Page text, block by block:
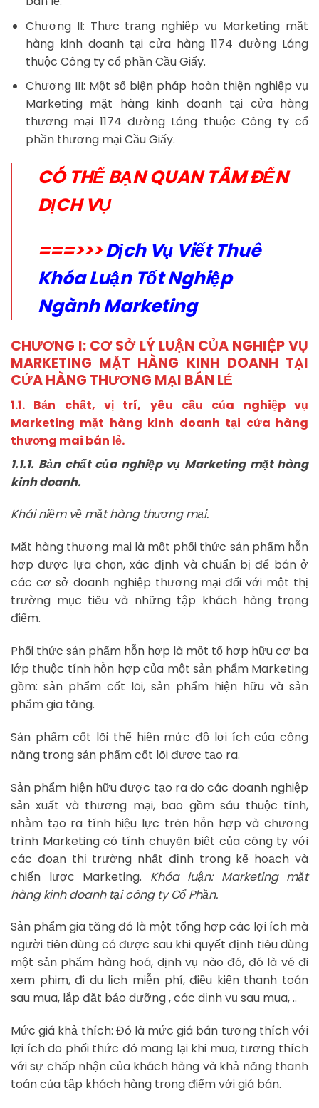
Chương II: Thực trạng nghiệp vụ Marketing mặt
hàng kinh doanh tại cửa hàng 1174 đường Láng
thuộc Công ty cổ phần Cầu Giấy.
Chương III: Một số biện pháp hoàn thiện nghiệp vụ
Marketing mặt hàng kinh doanh tại cửa hàng
thương mại 1174 đường Láng thuộc Công ty cổ
phần thương mại Cầu Giấy.
CÓ THỂ BẠN QUAN TÂM ĐẾN
DỊCH VỤ
===>>>Dịch Vụ Viết Thuê
Khóa Luận Tốt Nghiệp
Ngành Marketing
CHƯƠNG I: CƠ SỞ LÝ LUẬN CỦA NGHIỆP VỤ
MARKETING MẶT HÀNG KINH DOANH TẠI
CỬA HÀNG THƯƠNG MẠI BÁN LẺ
1.1. Bản chất, vị trí, yêu cầu của nghiệp vụ
Marketing mặt hàng kinh doanh tại cửa hàng
thương mai bán lẻ.
1.1.1. Bản chất của nghiệp vụ Marketing mặt hàng
kinh doanh.
Khái niệm về mặt hàng thương mại.
Mặt hàng thương mại là một phối thức sản phẩm hỗn
hợp được lựa chọn, xác định và chuẩn bị để bán ở
các cơ sở doanh nghiệp thương mại đối với một thị
trường mục tiêu và những tập khách hàng trọng
điểm.
Phối thức sản phẩm hỗn hợp là một tổ hợp hữu cơ ba
lớp thuộc tính hỗn hợp của một sản phẩm Marketing
gồm: sản phẩm cốt lõi, sản phẩm hiện hữu và sản
phẩm gia tăng.
Sản phẩm cốt lõi thể hiện mức độ lợi ích của công
năng trong sản phẩm cốt lõi được tạo ra.
Sản phẩm hiện hữu được tạo ra do các doanh nghiệp
sản xuất và thương mại, bao gồm sáu thuộc tính,
nhằm tạo ra tính hiệu lực trên hỗn hợp và chương
trình Marketing có tính chuyên biệt của công ty với
các đoạn thị trường nhất định trong kế hoạch và
chiến lược Marketing. Khóa luận: Marketing mặt
hàng kinh doanh tại công ty Cổ Phần.
Sản phẩm gia tăng đó là một tổng hợp các lợi ích mà
người tiên dùng có được sau khi quyết định tiêu dùng
một sản phẩm hàng hoá, dịnh vụ nào đó, đó là vé đi
xem phim, đi du lịch miễn phí, điều kiện thanh toán
sau mua, lắp đặt bảo dưỡng , các dịnh vụ sau mua, ..
Mức giá khả thích: Đó là mức giá bán tương thích với
lợi ích do phối thức đó mang lại khi mua, tương thích
với sự chấp nhận của khách hàng và khả năng thanh
toán của tập khách hàng trọng điểm với giá bán.